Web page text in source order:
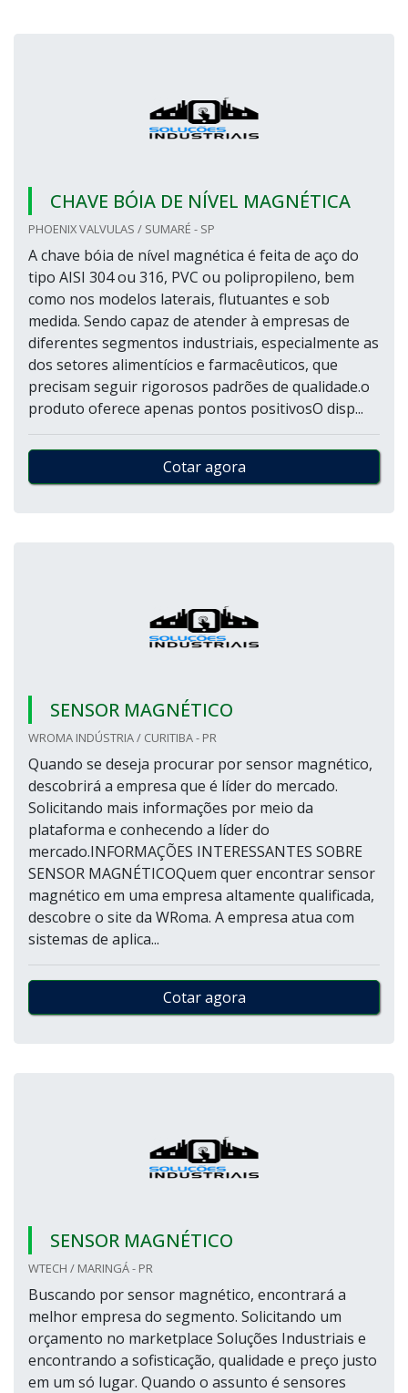
CHAVE BÓIA DE NÍVEL MAGNÉTICA
PHOENIX VALVULAS / SUMARÉ - SP
A chave bóia de nível magnética é feita de aço do
tipo AISI 304 ou 316, PVC ou polipropileno, bem
como nos modelos laterais, flutuantes e sob
medida. Sendo capaz de atender à empresas de
diferentes segmentos industriais, especialmente as
dos setores alimentícios e farmacêuticos, que
precisam seguir rigorosos padrões de qualidade.o
produto oferece apenas pontos positivosO disp...
Cotar agora
SENSOR MAGNÉTICO
WROMA INDÚSTRIA / CURITIBA - PR
Quando se deseja procurar por sensor magnético,
descobrirá a empresa que é líder do mercado.
Solicitando mais informações por meio da
plataforma e conhecendo a líder do
mercado.INFORMAÇÕES INTERESSANTES SOBRE
SENSOR MAGNÉTICOQuem quer encontrar sensor
magnético em uma empresa altamente qualificada,
descobre o site da WRoma. A empresa atua com
sistemas de aplica...
Cotar agora
SENSOR MAGNÉTICO
WTECH / MARINGÁ - PR
Buscando por sensor magnético, encontrará a
melhor empresa do segmento. Solicitando um
orçamento no marketplace Soluções Industriais e
encontrando a sofisticação, qualidade e preço justo
em um só lugar. Quando o assunto é sensores